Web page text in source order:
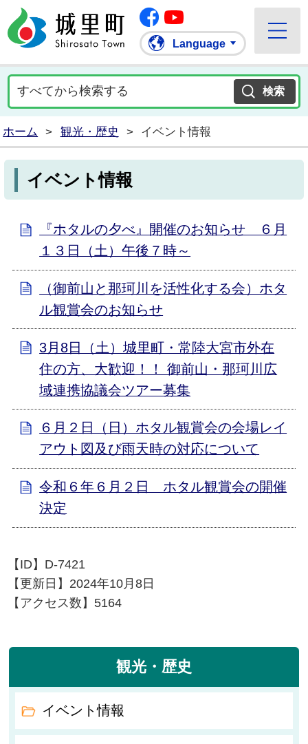
城里町ホームページ
Facebook
Language
ホーム > 観光・歴史 > イベント情報
イベント情報
『ホタルの夕べ』開催のお知らせ ６月
１３日（土）午後７時～
（御前山と那珂川を活性化する会）ホタ
ル観賞会のお知らせ
3月8日（土）城里町・常陸大宮市外在
住の方、大歓迎！！ 御前山・那珂川広
域連携協議会ツアー募集
６月２日（日）ホタル観賞会の会場レイ
アウト図及び雨天時の対応について
令和６年６月２日 ホタル観賞会の開催
決定
【ID】 D-7421
【更新日】 2024年10月8日
【アクセス数】 5164
観光・歴史
イベント情報